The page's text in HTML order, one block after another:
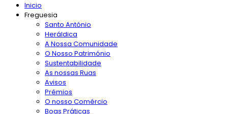
Inicio
Freguesia
Santo António
Heráldica
A Nossa Comunidade
O Nosso Património
Sustentabilidade
As nossas Ruas
Avisos
Prémios
O nosso Comércio
Boas Práticas